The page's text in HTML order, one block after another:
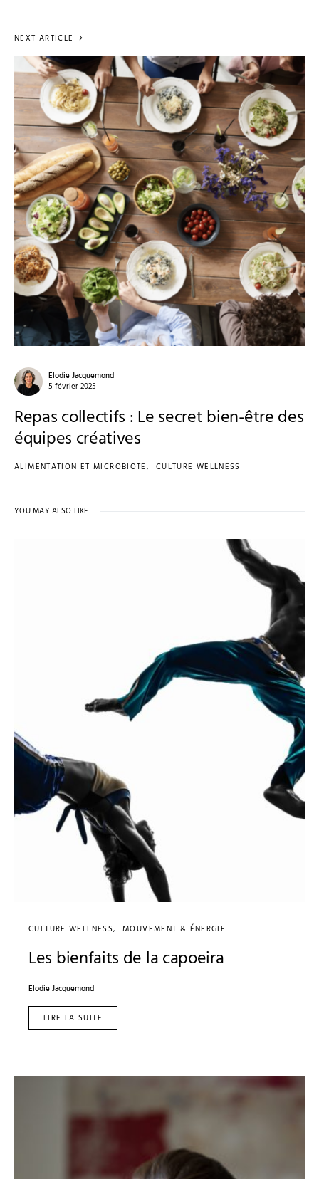
NEXT ARTICLE
Elodie Jacquemond
5 février 2025
Repas collectifs : Le secret bien-être des
équipes créatives
ALIMENTATION ET MICROBIOTE CULTURE WELLNESS
YOU MAY ALSO LIKE
CULTURE WELLNESS MOUVEMENT & ÉNERGIE
Les bienfaits de la capoeira
Elodie Jacquemond
LIRE LA SUITE